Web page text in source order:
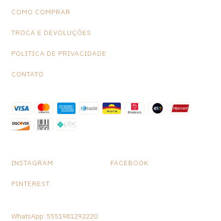
COMO COMPRAR
TROCA E DEVOLUÇÕES
POLITICA DE PRIVACIDADE
CONTATO
INSTAGRAM FACEBOOK
PINTEREST
WhatsApp: 5551981292220